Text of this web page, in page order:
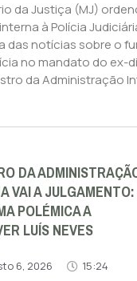
da Justiça (MJ)
à Polícia
das notícias sobre o
no mandato do ex-
da Administração
DA
VAI A JULGAMENTO:
POLÉMICA A
LUÍS NEVES
6, 2026 15:24